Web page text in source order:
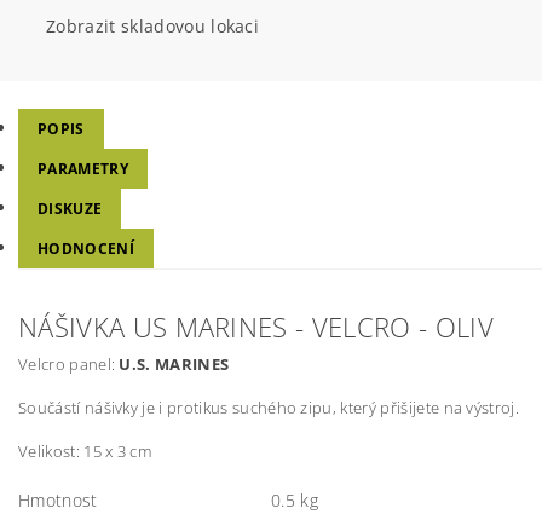
Zobrazit skladovou lokaci
POPIS
PARAMETRY
DISKUZE
HODNOCENÍ
NÁŠIVKA US MARINES - VELCRO - OLIV
Velcro panel: U.S. MARINES
Součástí nášivky je i protikus suchého zipu, který přišijete na výstroj.
Velikost: 15 x 3 cm
Hmotnost
0.5 kg